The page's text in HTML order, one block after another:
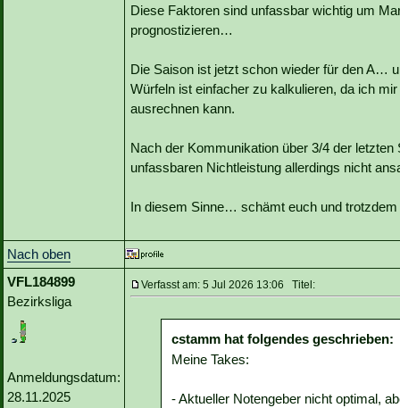
Diese Faktoren sind unfassbar wichtig um
prognostizieren…
Die Saison ist jetzt schon wieder für den A…
Würfeln ist einfacher zu kalkulieren, da ich
ausrechnen kann.
Nach der Kommunikation über 3/4 der
unfassbaren Nichtleistung allerdings nicht
In diesem Sinne… schämt euch und
Nach oben
VFL184899
Bezirksliga
Anmeldungsdatum:
28.11.2025
Verfasst am: 5 Jul 2026 13:06 Titel:
cstamm hat folgendes geschrieben:
Meine Takes:
- Aktueller Notengeber nicht optimal,